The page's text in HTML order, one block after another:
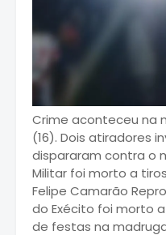
Crime aconteceu na
(16). Dois atiradores
dispararam contra o
Militar foi morto a
Felipe Camarão
do Exécito foi morto
de festas na